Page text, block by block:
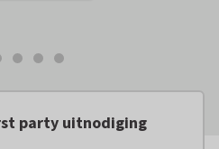
party uitnodiging